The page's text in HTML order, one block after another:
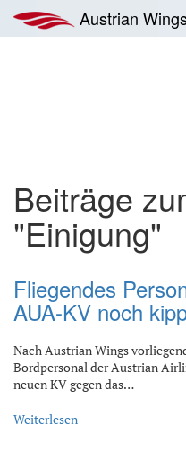
Inhalt
springen
Austrian
Beiträge
"Einigung"
Fliegendes
AUA-KV noch
Nach Austrian Wings
Bordpersonal der Austrian
neuen KV gegen das…
Weiterlesen